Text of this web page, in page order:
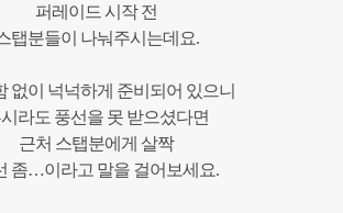
퍼레이드 시작 전
탭분들이 나눠주시는데요.
없이 넉넉하게 준비되어 있으니
라도 풍선을 못 받으셨다면
근처 스탭분에게 살짝
좀…이라고 말을 걸어보세요.